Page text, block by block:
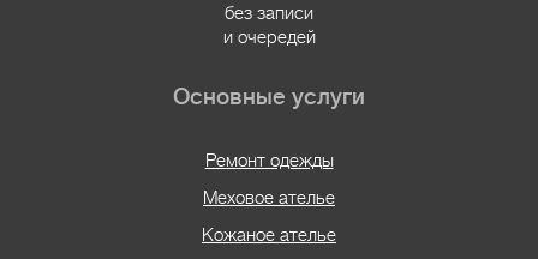
без записи
и очередей
Основные услуги
Ремонт одежды
Меховое ателье
Кожаное ателье